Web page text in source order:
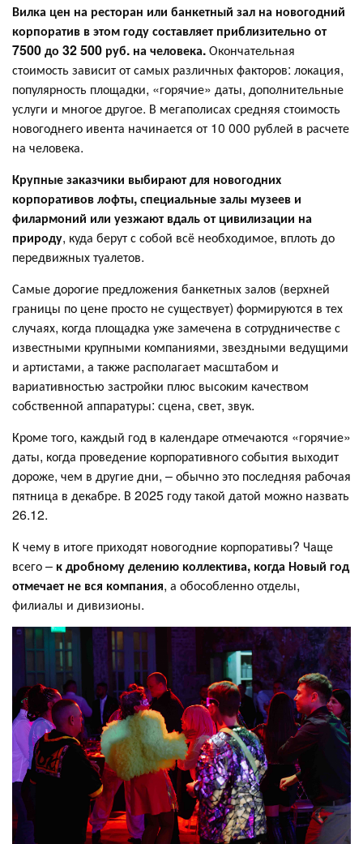
Вилка цен на ресторан или банкетный зал на новогодний
корпоратив в этом году составляет приблизительно от
7500 до 32 500 руб. на человека.Окончательная
стоимость зависит от самых различных факторов: локация,
популярность площадки, «горячие» даты, дополнительные
услуги и многое другое. В мегаполисах средняя стоимость
новогоднего ивента начинается от 10 000 рублей в расчете
на человека.
Крупные заказчики выбирают для новогодних
корпоративов лофты, специальные залы музеев и
филармоний или уезжают вдаль от цивилизации на
природу, куда берут с собой всё необходимое, вплоть до
передвижных туалетов.
Самые дорогие предложения банкетных залов (верхней
границы по цене просто не существует) формируются в тех
случаях, когда площадка уже замечена в сотрудничестве с
известными крупными компаниями, звездными ведущими
и артистами, а также располагает масштабом и
вариативностью застройки плюс высоким качеством
собственной аппаратуры: сцена, свет, звук.
Кроме того, каждый год в календаре отмечаются «горячие»
даты, когда проведение корпоративного события выходит
дороже, чем в другие дни, – обычно это последняя рабочая
пятница в декабре. В 2025 году такой датой можно назвать
26.12.
К чему в итоге приходят новогодние корпоративы? Чаще
всего – к дробному делению коллектива, когда Новый год
отмечает не вся компания, а обособленно отделы,
филиалы и дивизионы.